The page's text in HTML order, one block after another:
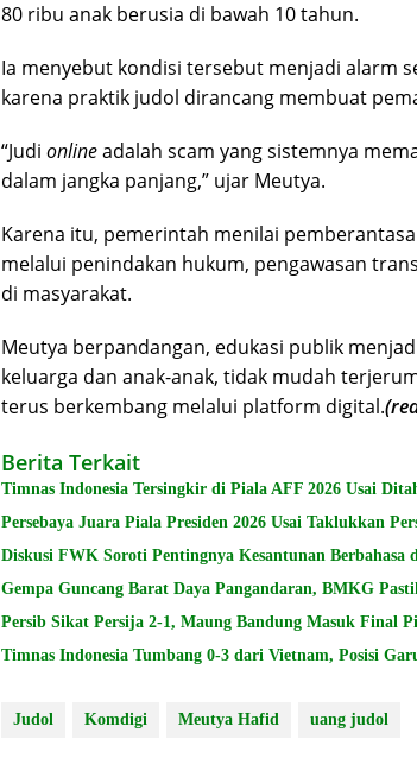
80 ribu anak berusia di bawah 10 tahun.
Ia menyebut kondisi tersebut menjadi alarm
karena praktik judol dirancang membuat
“Judi onlineadalah scam yang sistemnya
dalam jangka panjang,” ujar Meutya.
Karena itu, pemerintah menilai
melalui penindakan hukum, pengawasan
di masyarakat.
Meutya berpandangan, edukasi publik
keluarga dan anak-anak, tidak mudah
terus berkembang melalui platform digital.
Berita Terkait
Timnas Indonesia Tersingkir di Piala AFF 2026 Usai
Persebaya Juara Piala Presiden 2026 Usai Taklukkan
Diskusi FWK Soroti Pentingnya Kesantunan
Gempa Guncang Barat Daya Pangandaran, BMKG
Persib Sikat Persija 2-1, Maung Bandung Masuk Final
Timnas Indonesia Tumbang 0-3 dari Vietnam, Posisi
Judol Komdigi Meutya Hafid uang judol